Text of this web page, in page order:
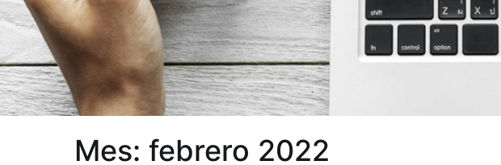
Mes: febrero 2022